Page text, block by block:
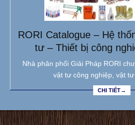
RORI Catalogue – Hệ
tư – Thiết bị công
Nhà phân phối Giải Pháp RORI
vật tư công nghiệp, vật tư
CHI TIẾT→